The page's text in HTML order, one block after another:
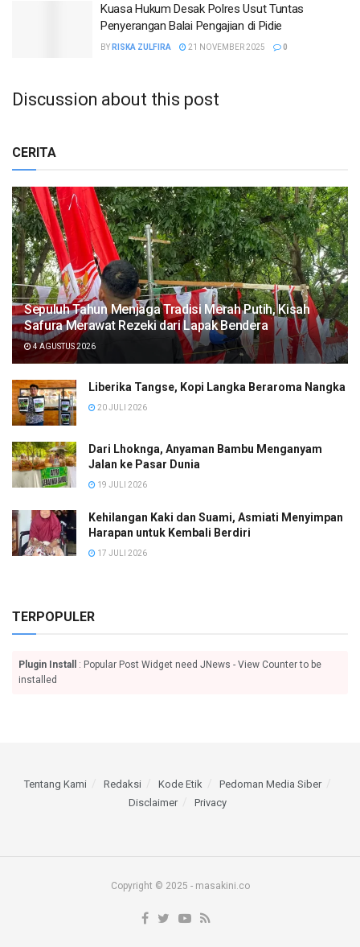
Kuasa Hukum Desak Polres Usut Tuntas
Penyerangan Balai Pengajian di Pidie
BY RISKA ZULFIRA 21 NOVEMBER 2025 0
Discussion about this post
CERITA
Sepuluh Tahun Menjaga Tradisi Merah Putih, Kisah
Safura Merawat Rezeki dari Lapak Bendera
4 AGUSTUS 2026
Liberika Tangse, Kopi Langka Beraroma Nangka
20 JULI 2026
Dari Lhoknga, Anyaman Bambu Menganyam
Jalan ke Pasar Dunia
19 JULI 2026
Kehilangan Kaki dan Suami, Asmiati Menyimpan
Harapan untuk Kembali Berdiri
17 JULI 2026
TERPOPULER
Plugin Install
: Popular Post Widget need JNews - View Counter to be
installed
Tentang Kami Redaksi Kode Etik
Pedoman Media Siber
Disclaimer
Privacy
Copyright © 2025 - masakini.co